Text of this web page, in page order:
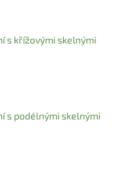
s křížovými skelnými
s podélnými skelnými